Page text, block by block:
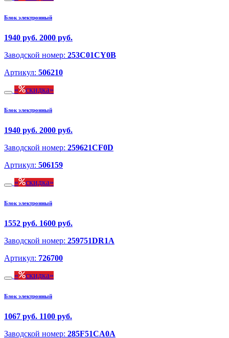
Блок электронный
1940 руб. 2000 руб.
Заводской номер: 253C01CY0B
Артикул: 506210
скидка
Блок электронный
1940 руб. 2000 руб.
Заводской номер: 259621CF0D
Артикул: 506159
скидка
Блок электронный
1552 руб. 1600 руб.
Заводской номер: 259751DR1A
Артикул: 726700
скидка
Блок электронный
1067 руб. 1100 руб.
Заводской номер: 285F51CA0A